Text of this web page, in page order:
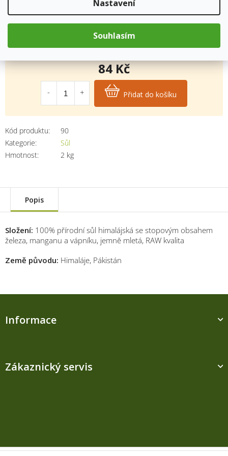
Nastavení
Souhlasím
11.8.2026
obsahuje železo, hořčík, zinek, mangan.
Kód produktu:
90
Kategorie:
Sůl
Hmotnost: 2 kg
84 Kč
Měrná
cena:
Přidat do košíku
Popis
Složení: 100% přírodní sůl himalájská se stopovým obsahem
železa, manganu a vápníku, jemně mletá, RAW kvalita
Země původu: Himaláje, Pákistán
Informace
Zákaznický servis